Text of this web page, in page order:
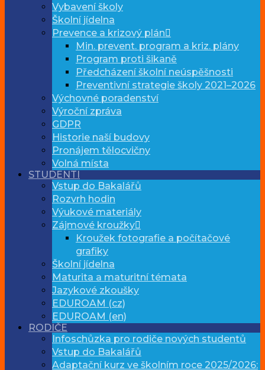
Vybavení školy
Školní jídelna
Prevence a krizový plán
Min. prevent. program a kriz. plány
Program proti šikaně
Předcházení školní neúspěšnosti
Preventivní strategie školy 2021–2026
Výchovné poradenství
Výroční zpráva
GDPR
Historie naší budovy
Pronájem tělocvičny
Volná místa
STUDENTI
Vstup do Bakalářů
Rozvrh hodin
Výukové materiály
Zájmové kroužky
Kroužek fotografie a počítačové
grafiky
Školní jídelna
Maturita a maturitní témata
Jazykové zkoušky
EDUROAM (cz)
EDUROAM (en)
RODIČE
Infoschůzka pro rodiče nových studentů
Vstup do Bakalářů
Adaptační kurz ve školním roce 2025/2026: